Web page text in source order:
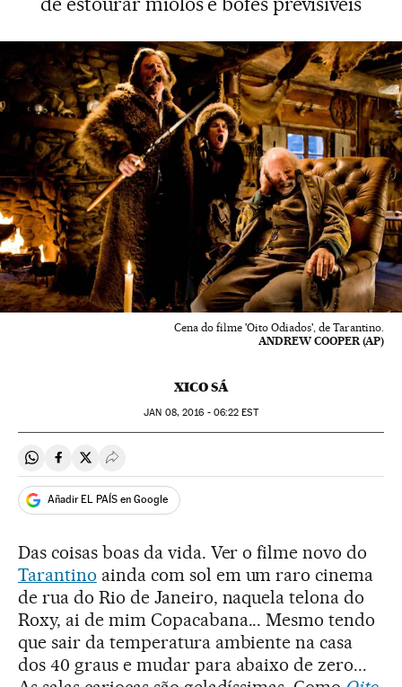
Cena do filme 'Oito Odiados', de Tarantino.
ANDREW COOPER (AP)
XICO SÁ
JAN 08, 2016 - 06:22 EST
Compartir en Whatsapp
Compartir en Facebook
Compartir en Twitter
Desplegar Redes Sociales
Añadir EL PAÍS en Google
Das coisas boas da vida. Ver o filme novo do
Tarantino ainda com sol em um raro cinema
de rua do Rio de Janeiro, naquela telona do
Roxy, ai de mim Copacabana... Mesmo tendo
que sair da temperatura ambiente na casa
dos 40 graus e mudar para abaixo de zero...